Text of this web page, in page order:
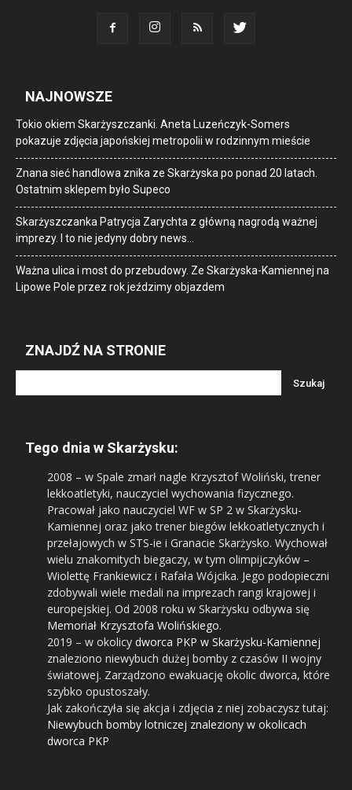
NAJNOWSZE
Tokio okiem Skarżyszczanki. Aneta Luzeńczyk-Somers
pokazuje zdjęcia japońskiej metropolii w rodzinnym mieście
Znana sieć handlowa znika ze Skarżyska po ponad 20 latach.
Ostatnim sklepem było Supeco
Skarżyszczanka Patrycja Zarychta z główną nagrodą ważnej
imprezy. I to nie jedyny dobry news…
Ważna ulica i most do przebudowy. Ze Skarżyska-Kamiennej na
Lipowe Pole przez rok jeździmy objazdem
ZNAJDŹ NA STRONIE
Tego dnia w Skarżysku:
2008 – w Spale zmarł nagle Krzysztof Woliński, trener
lekkoatletyki, nauczyciel wychowania fizycznego.
Pracował jako nauczyciel WF w SP 2 w Skarżysku-
Kamiennej oraz jako trener biegów lekkoatletycznych i
przełajowych w STS-ie i Granacie Skarżysko. Wychował
wielu znakomitych biegaczy, w tym olimpijczyków –
Wiolettę Frankiewicz i Rafała Wójcika. Jego podopieczni
zdobywali wiele medali na imprezach rangi krajowej i
europejskiej. Od 2008 roku w Skarżysku odbywa się
Memoriał Krzysztofa Wolińskiego.
2019 – w okolicy dworca PKP w Skarżysku-Kamiennej
znaleziono niewybuch dużej bomby z czasów II wojny
światowej. Zarządzono ewakuację okolic dworca, które
szybko opustoszały.
Jak zakończyła się akcja i zdjęcia z niej zobaczysz tutaj:
Niewybuch bomby lotniczej znaleziony w okolicach
dworca PKP